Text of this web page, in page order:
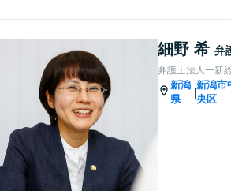
細野 希 弁
弁護士法人一新
新潟
県
|
新潟市
央区